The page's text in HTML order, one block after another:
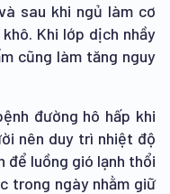
sau khi ngủ làm cơ
Khi lớp dịch nhầy
cũng làm tăng nguy
đường hô hấp khi
nên duy trì nhiệt độ
để luồng gió lạnh thổi
trong ngày nhằm giữ